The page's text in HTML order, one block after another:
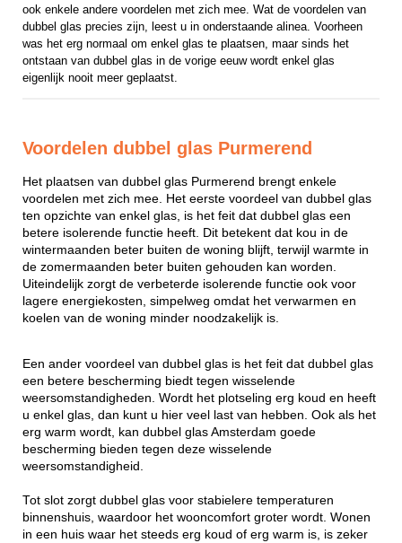
ook enkele andere voordelen met zich mee. Wat de voordelen van
dubbel glas precies zijn, leest u in onderstaande alinea. Voorheen
was het erg normaal om enkel glas te plaatsen, maar sinds het
ontstaan van dubbel glas in de vorige eeuw wordt enkel glas
eigenlijk nooit meer geplaatst.
Voordelen dubbel glas Purmerend
Het plaatsen van dubbel glas Purmerend brengt enkele
voordelen met zich mee. Het eerste voordeel van dubbel glas
ten opzichte van enkel glas, is het feit dat dubbel glas een
betere isolerende functie heeft. Dit betekent dat kou in de
wintermaanden beter buiten de woning blijft, terwijl warmte in
de zomermaanden beter buiten gehouden kan worden.
Uiteindelijk zorgt de verbeterde isolerende functie ook voor
lagere energiekosten, simpelweg omdat het verwarmen en
koelen van de woning minder noodzakelijk is.
Een ander voordeel van dubbel glas is het feit dat dubbel glas
een betere bescherming biedt tegen wisselende
weersomstandigheden. Wordt het plotseling erg koud en heeft
u enkel glas, dan kunt u hier veel last van hebben. Ook als het
erg warm wordt, kan dubbel glas Amsterdam goede
bescherming bieden tegen deze wisselende
weersomstandigheid.
Tot slot zorgt dubbel glas voor stabielere temperaturen
binnenshuis, waardoor het wooncomfort groter wordt. Wonen
in een huis waar het steeds erg koud of erg warm is, is zeker